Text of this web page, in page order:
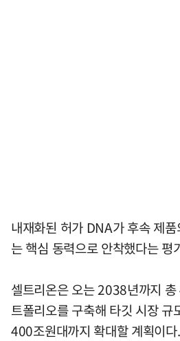
내재화된 허가 DNA가 후속 제
는 핵심 동력으로 안착했다는 평
셀트리온은 오는 2038년까지
트폴리오를 구축해 타깃 시장 규
400조원대까지 확대할 계획이